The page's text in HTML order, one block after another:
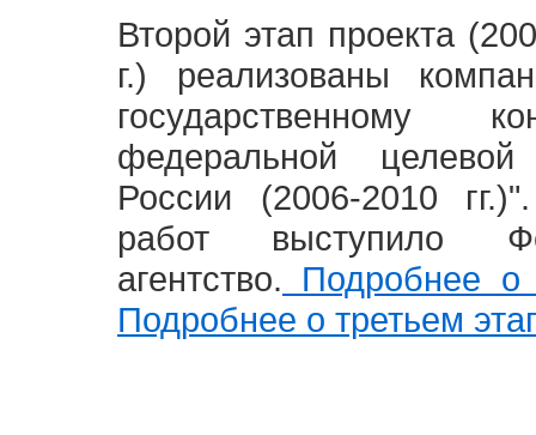
Второй этап проекта
г.) реализованы
государственному
федеральной
России (2006-2010
работ выступило
агентство. Подробнее о
Подробнее о третьем